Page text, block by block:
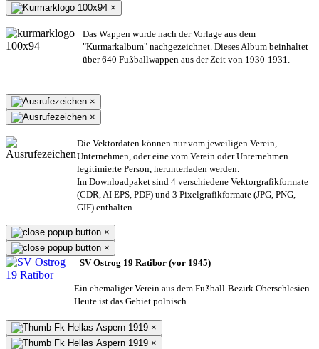
×
Das Wappen wurde nach der Vorlage aus dem
"Kurmarkalbum" nachgezeichnet. Dieses Album beinhaltet
über 640 Fußballwappen aus der Zeit von 1930-1931.
×
×
Die Vektordaten können nur vom jeweiligen Verein,
Unternehmen, oder eine vom Verein oder Unternehmen
legitimierte Person, herunterladen werden.
Im Downloadpaket sind 4 verschiedene Vektorgrafikformate
(CDR, AI EPS, PDF) und 3 Pixelgrafikformate (JPG, PNG,
GIF) enthalten.
×
×
SV Ostrog 19 Ratibor (vor 1945)
Ein ehemaliger Verein aus dem Fußball-Bezirk Oberschlesien.
Heute ist das Gebiet polnisch.
×
×